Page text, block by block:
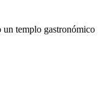
un templo gastronómico